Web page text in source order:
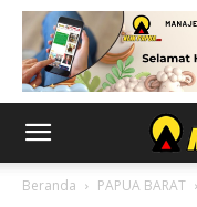
Beranda PAPUA BARAT